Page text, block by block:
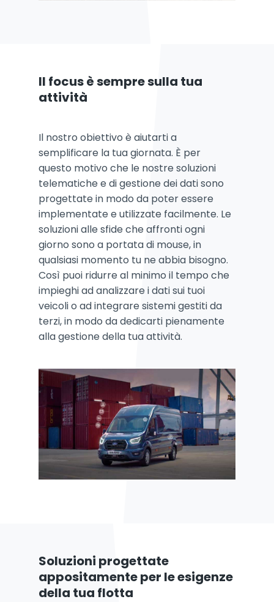
Il focus è sempre sulla tua
attività
Il nostro obiettivo è aiutarti a
semplificare la tua giornata. È per
questo motivo che le nostre soluzioni
telematiche e di gestione dei dati sono
progettate in modo da poter essere
implementate e utilizzate facilmente. Le
soluzioni alle sfide che affronti ogni
giorno sono a portata di mouse, in
qualsiasi momento tu ne abbia bisogno.
Così puoi ridurre al minimo il tempo che
impieghi ad analizzare i dati sui tuoi
veicoli o ad integrare sistemi gestiti da
terzi, in modo da dedicarti pienamente
alla gestione della tua attività.
Soluzioni progettate
appositamente per le esigenze
della tua flotta